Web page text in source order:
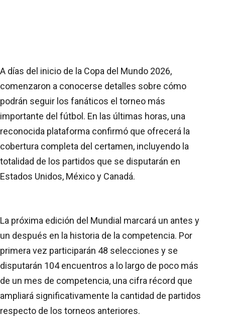
A días del inicio de la Copa del Mundo 2026,
comenzaron a conocerse detalles sobre cómo
podrán seguir los fanáticos el torneo más
importante del fútbol. En las últimas horas, una
reconocida plataforma confirmó que ofrecerá la
cobertura completa del certamen, incluyendo la
totalidad de los partidos que se disputarán en
Estados Unidos, México y Canadá.
La próxima edición del Mundial marcará un antes y
un después en la historia de la competencia. Por
primera vez participarán 48 selecciones y se
disputarán 104 encuentros a lo largo de poco más
de un mes de competencia, una cifra récord que
ampliará significativamente la cantidad de partidos
respecto de los torneos anteriores.